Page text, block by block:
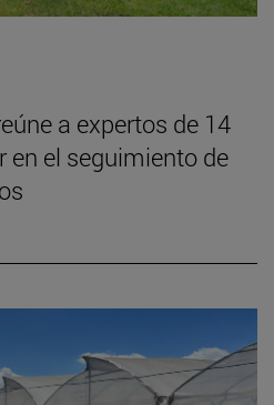
a expertos de 14
en el seguimiento de